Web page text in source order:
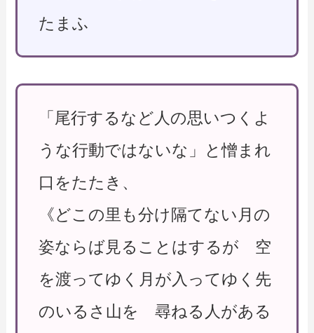
たまふ
「尾行するなど人の思いつくよ
うな行動ではないな」と憎まれ
口をたたき、
《どこの里も分け隔てない月の
姿ならば見ることはするが 空
を渡ってゆく月が入ってゆく先
のいるさ山を 尋ねる人がある